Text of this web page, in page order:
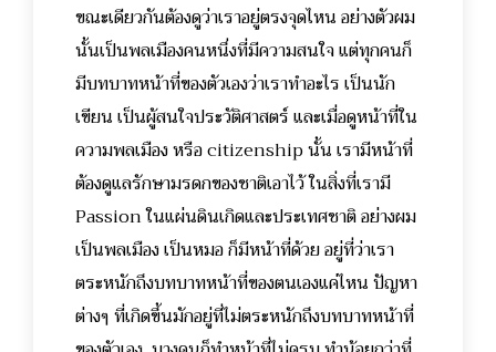
ขณะเดียวกันต้องดูว่าเราอยู่ตรงจุดไหน อย่างตัวผม
นั้นเป็นพลเมืองคนหนึ่งที่มีความสนใจ แต่ทุกคนก็
มีบทบาทหน้าที่ของตัวเองว่าเราทำอะไร เป็นนัก
เขียน เป็นผู้สนใจประวัติศาสตร์ และเมื่อดูหน้าที่ใน
ความพลเมือง หรือ citizenship นั้น เรามีหน้าที่
ต้องดูแลรักษามรดกของชาติเอาไว้ ในสิ่งที่เรามี
Passion ในแผ่นดินเกิดและประเทศชาติ อย่างผม
เป็นพลเมือง เป็นหมอ ก็มีหน้าที่ด้วย อยู่ที่ว่าเรา
ตระหนักถึงบทบาทหน้าที่ของตนเองแค่ไหน ปัญหา
ต่างๆ ที่เกิดขึ้นมักอยู่ที่ไม่ตระหนักถึงบทบาทหน้าที่